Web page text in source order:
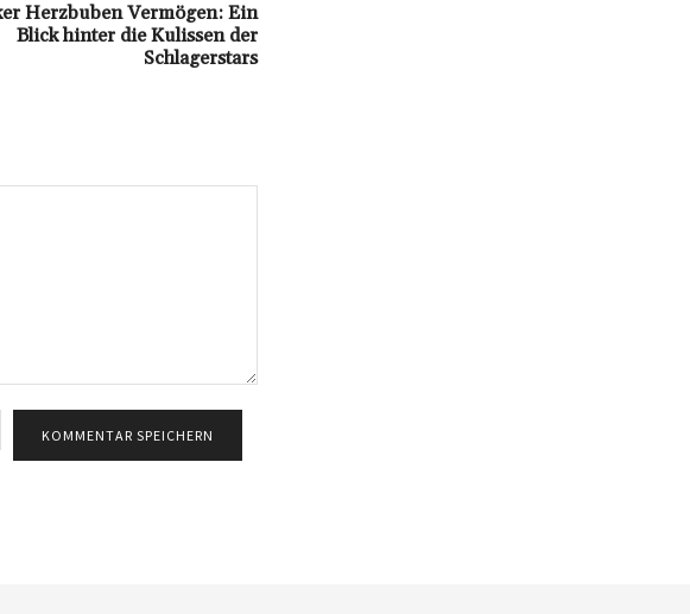
Herzbuben Vermögen: Ein
Blick hinter die Kulissen der
Schlagerstars
Mail:*